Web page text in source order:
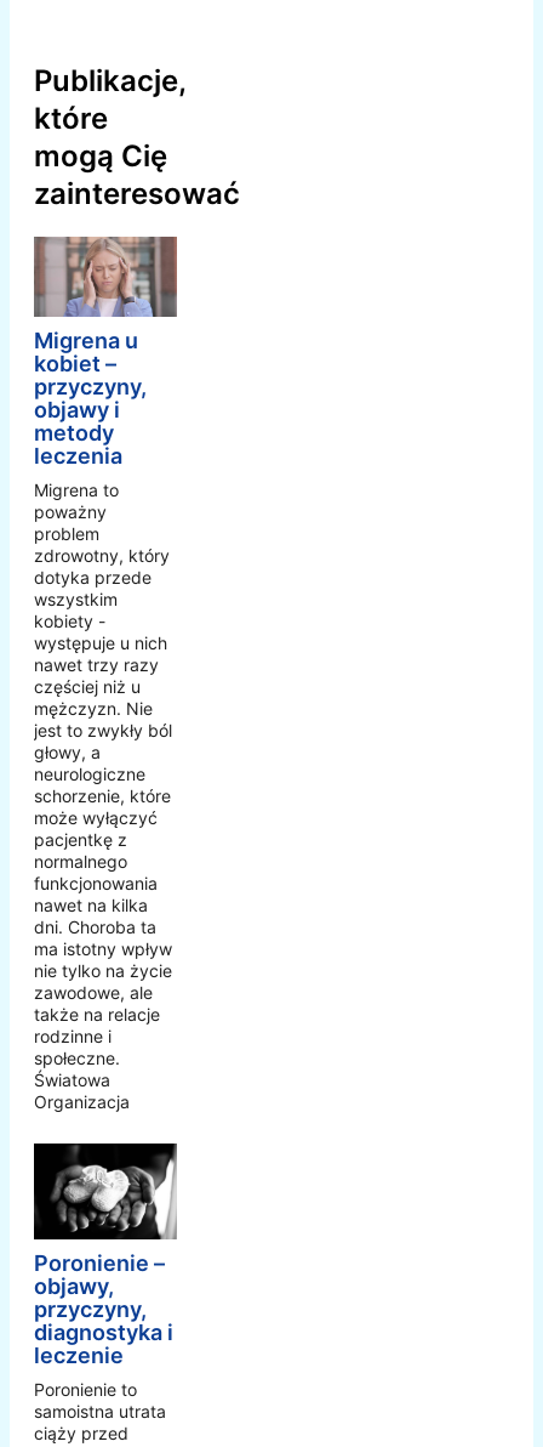
Publikacje,
które
mogą Cię
zainteresować
Migrena u
kobiet –
przyczyny,
objawy i
metody
leczenia
Migrena to
poważny
problem
zdrowotny, który
dotyka przede
wszystkim
kobiety -
występuje u nich
nawet trzy razy
częściej niż u
mężczyzn. Nie
jest to zwykły ból
głowy, a
neurologiczne
schorzenie, które
może wyłączyć
pacjentkę z
normalnego
funkcjonowania
nawet na kilka
dni. Choroba ta
ma istotny wpływ
nie tylko na życie
zawodowe, ale
także na relacje
rodzinne i
społeczne.
Światowa
Organizacja
Poronienie –
objawy,
przyczyny,
diagnostyka i
leczenie
Poronienie to
samoistna utrata
ciąży przed